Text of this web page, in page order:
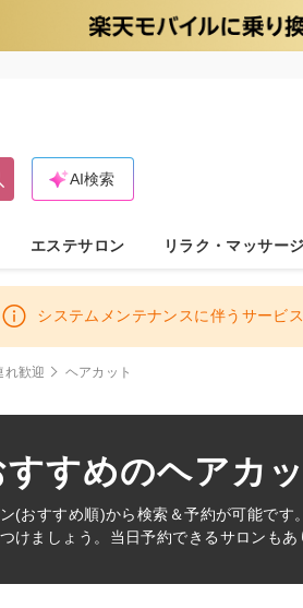
AI検索
エステサロン リラク・マッサー
システムメンテナンスに伴うサービ
れ歓迎 ヘアカット
すめのヘアカ
(おすすめ順)から検索＆予約が可能で
けましょう。当日予約できるサロンもあ